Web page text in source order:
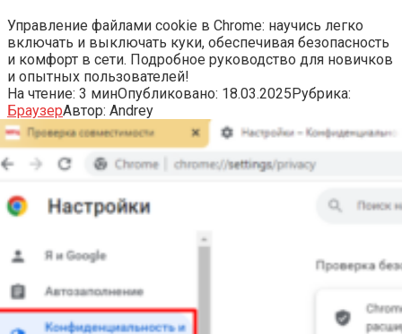
Управление файлами cookie в Chrome: научись легко
включать и выключать куки, обеспечивая безопасность
и комфорт в сети. Подробное руководство для новичков
и опытных пользователей!
На чтение: 3 минОпубликовано: 18.03.2025Рубрика:
БраузерАвтор: Andrey